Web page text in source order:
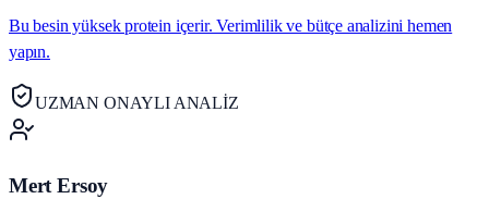
Bu besin yüksek protein içerir. Verimlilik ve bütçe analizini hemen
yapın.
UZMAN ONAYLI ANALİZ
Mert Ersoy